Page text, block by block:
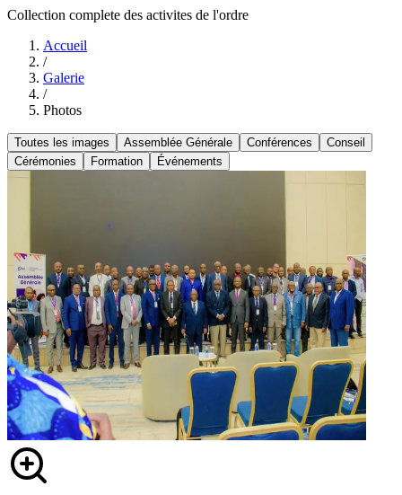
Collection complete des activites de l'ordre
Accueil
/
Galerie
/
Photos
Toutes les images Assemblée Générale Conférences
Conseil
Cérémonies
Formation Événements